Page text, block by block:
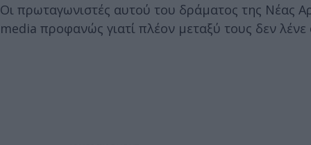
Οι πρωταγωνιστές αυτού του δράματος της Νέας
media προφανώς γιατί πλέον μεταξύ τους δεν